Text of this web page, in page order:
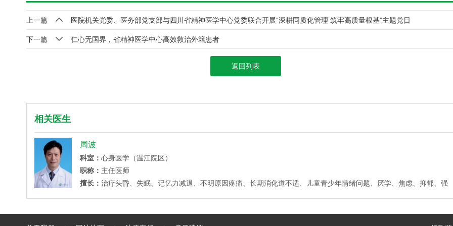
上一篇  医院机关党委、医务部党支部与四川省精神医学中心党委联合开展“深耕同质化管理 筑牢高质量根基”主题党日
下一篇  仁心无国界，省精神医学中心高效救治外籍患者
返回列表
相关医生
周波
科室： 心身医学（温江院区）
职称： 主任医师
擅长： 治疗头昏、失眠、记忆⼒减退、不明原因疼痛、⻓期消化道不适、儿童青少年情绪问题、厌学、焦虑、抑郁、强